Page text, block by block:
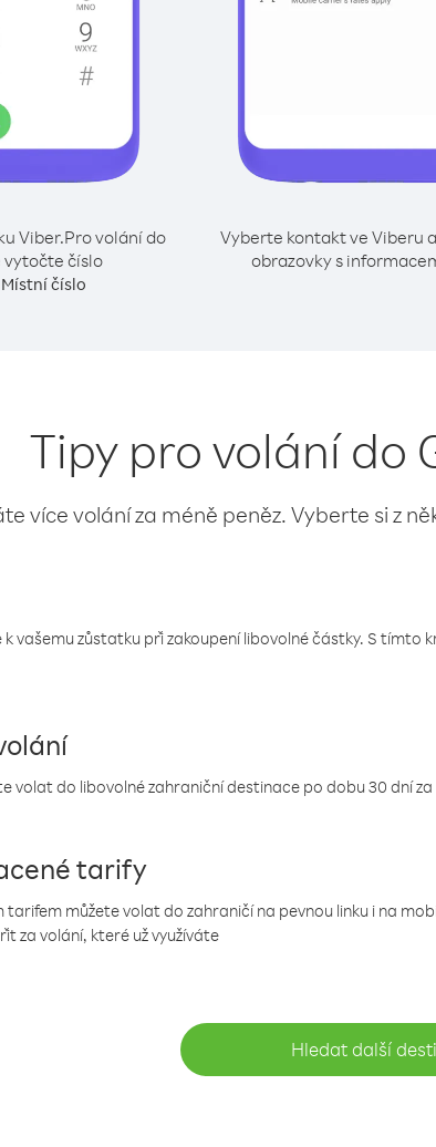
Viber.Pro volání do
vytočte číslo
Místní číslo
Vyberte kontakt ve Viberu
obrazovky s
Tipy pro volání do
více volání za méně peněz. Vyberte si z
vašemu zůstatku při zakoupení libovolné částky. S tímto
volat do libovolné zahraniční destinace po dobu 30 dní za
tarify
můžete volat do zahraničí na pevnou linku i na
za volání, které už využíváte
Hledat další